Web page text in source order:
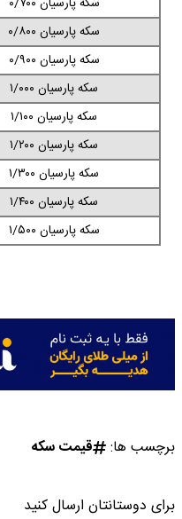
سکه پارسیان ۰/۸۰۰
سکه پارسیان ۰/۹۰۰
سکه پارسیان ۱/۰۰۰
سکه پارسیان ۱/۱۰۰
سکه پارسیان ۱/۲۰۰
سکه پارسیان ۱/۳۰۰
سکه پارسیان ۱/۴۰۰
سکه پارسیان ۱/۵۰۰
برچسب ها: قیمت سکه
برای دوستانتان ارسال کنید